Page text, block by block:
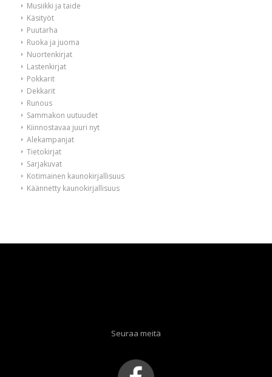
Musiikki ja taide
Käsityöt
Puutarha
Ruoka ja juoma
Nuortenkirjat
Lastenkirjat
Pokkarit
Dekkarit
Runous
Sammakon uutuudet
Kiinnostavaa juuri nyt
Alekampanjat
Tietokirjat
Sarjakuvat
Kotimainen kaunokirjallisuus
Käännetty kaunokirjallisuus
Seuraa meitä